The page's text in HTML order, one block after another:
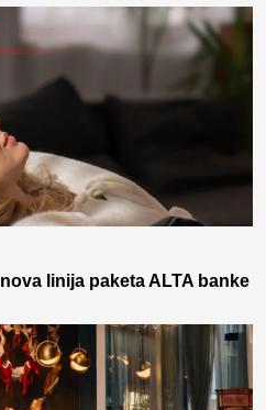
linija paketa ALTA banke